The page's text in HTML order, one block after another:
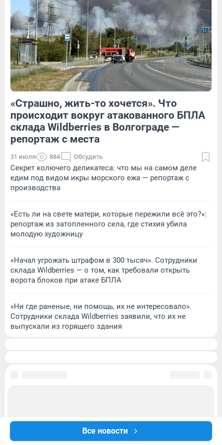
Все новости
Обсудить 1 Обсудить
«Страшно, жить-то хочется». Что
происходит вокруг атакованного БПЛА
склада Wildberries в Волгограде —
репортаж с места
31 июля 884 Обсудить
Секрет колючего деликатеса: что мы на самом деле
едим под видом икры морского ежа — репортаж с
производства
«Есть ли на свете матери, которые пережили всё это?»:
репортаж из затопленного села, где стихия убила
молодую художницу
«Начал угрожать штрафом в 300 тысяч». Сотрудники
склада Wildberries — о том, как требовали открыть
ворота блоков при атаке БПЛА
«Ни где раненые, ни помощь, их не интересовало».
Сотрудники склада Wildberries заявили, что их не
выпускали из горящего здания